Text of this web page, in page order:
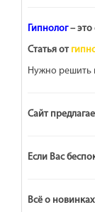
Гипнолог– это
Статья от
Нужно решить
Сайт
Если Вас
Всё о